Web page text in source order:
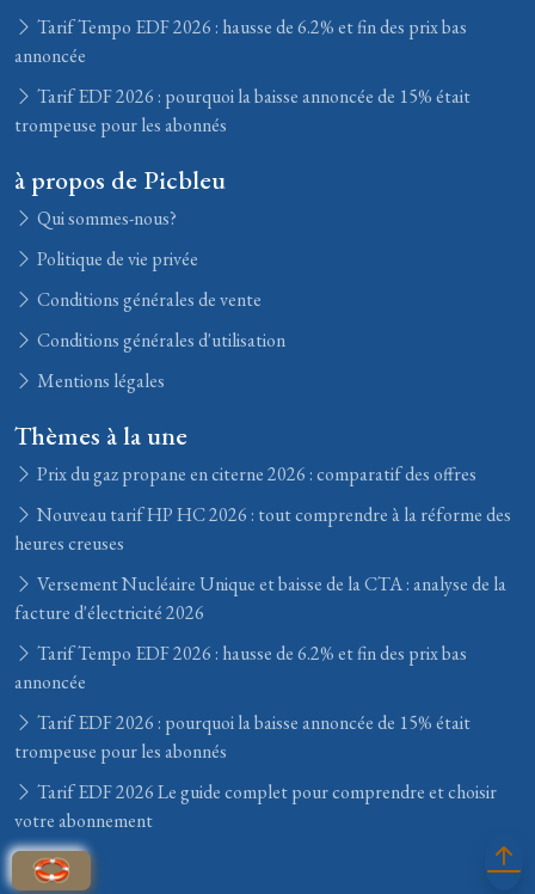
Tarif Tempo EDF 2026 : hausse de 6.2% et fin des prix bas
annoncée
Tarif EDF 2026 : pourquoi la baisse annoncée de 15% était
trompeuse pour les abonnés
à propos de Picbleu
Qui sommes-nous?
Politique de vie privée
Conditions générales de vente
Conditions générales d'utilisation
Mentions légales
Thèmes à la une
Prix du gaz propane en citerne 2026 : comparatif des offres
Nouveau tarif HP HC 2026 : tout comprendre à la réforme des
heures creuses
Versement Nucléaire Unique et baisse de la CTA : analyse de la
facture d'électricité 2026
Tarif Tempo EDF 2026 : hausse de 6.2% et fin des prix bas
annoncée
Tarif EDF 2026 : pourquoi la baisse annoncée de 15% était
trompeuse pour les abonnés
Tarif EDF 2026 Le guide complet pour comprendre et choisir
votre abonnement